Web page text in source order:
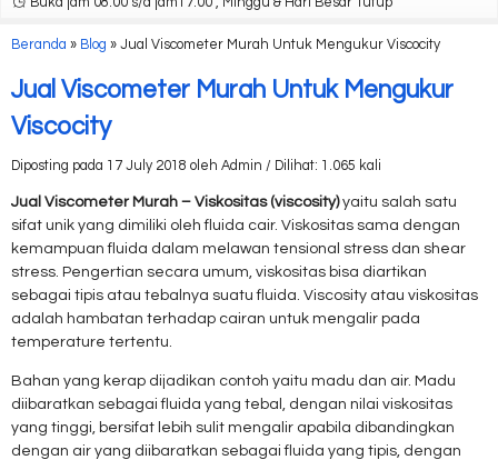
Beranda » Blog » Jual Viscometer Murah Untuk Mengukur Viscocity
Jual Viscometer Murah Untuk Mengukur
Viscocity
Diposting pada 17 July 2018 oleh Admin / Dilihat: 1.065 kali
Jual Viscometer Murah – Viskositas (viscosity)yaitu salah satu
sifat unik yang dimiliki oleh fluida cair. Viskositas sama dengan
kemampuan fluida dalam melawan tensional stress dan shear
stress. Pengertian secara umum, viskositas bisa diartikan
sebagai tipis atau tebalnya suatu fluida. Viscosity atau viskositas
adalah hambatan terhadap cairan untuk mengalir pada
temperature tertentu.
Bahan yang kerap dijadikan contoh yaitu madu dan air. Madu
diibaratkan sebagai fluida yang tebal, dengan nilai viskositas
yang tinggi, bersifat lebih sulit mengalir apabila dibandingkan
dengan air yang diibaratkan sebagai fluida yang tipis, dengan